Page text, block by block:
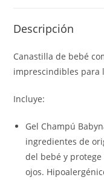
Descripción
Canastilla de bebé
imprescindibles para
Incluye:
Gel Champú
ingredientes de
del bebé y
ojos.